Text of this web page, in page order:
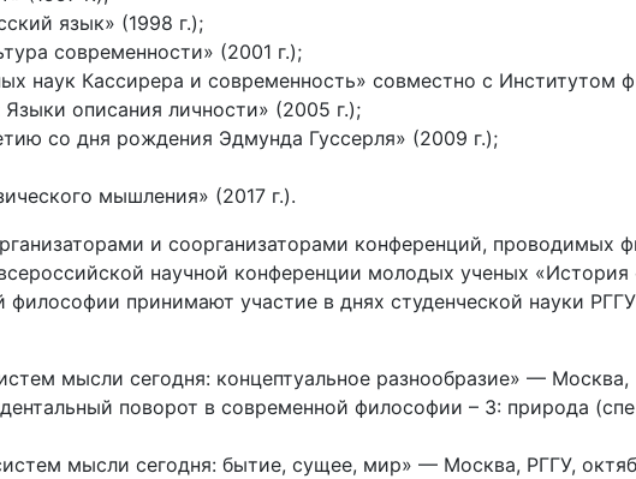
язык» (1998 г.);
современности» (2001 г.);
наук Кассирера и современность» совместно с Институтом
описания личности» (2005 г.);
со дня рождения Эдмунда Гуссерля» (2009 г.);
мышления» (2017 г.).
и соорганизаторами конференций, проводимых
научной конференции молодых ученых
философии принимают участие в днях студенческой науки
мысли сегодня: концептуальное разнообразие» — Москва,
поворот в современной философии – 3: природа
мысли сегодня: бытие, сущее, мир» — Москва, РГГУ,